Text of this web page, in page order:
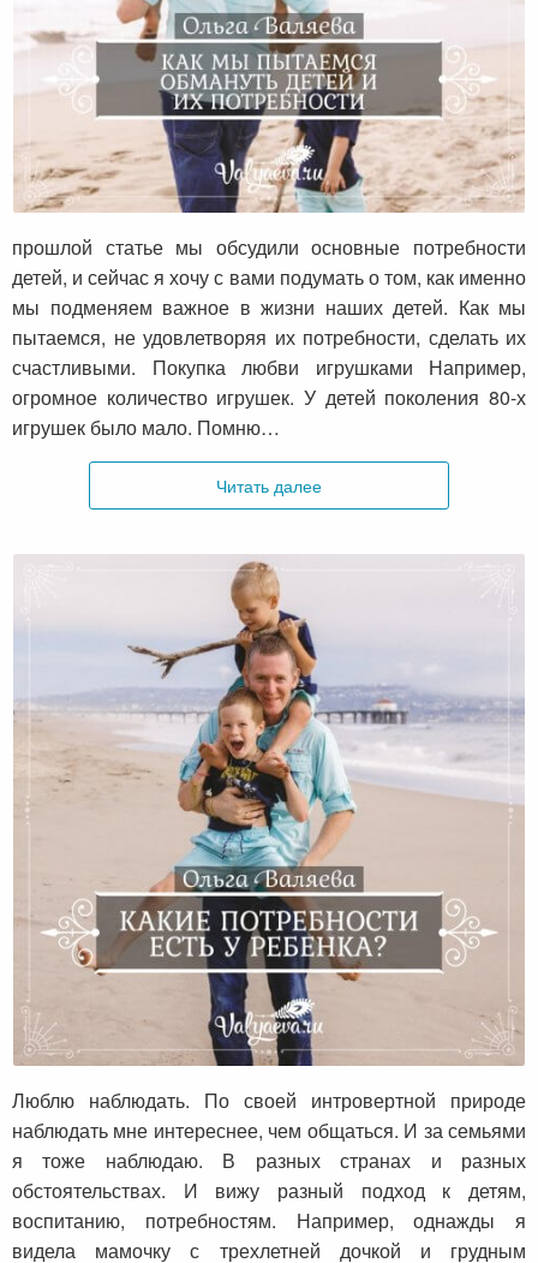
Как мы пытаемся обмануть детей и их
потребности
прошлой статье мы обсудили основные потребности
детей, и сейчас я хочу с вами подумать о том, как именно
мы подменяем важное в жизни наших детей. Как мы
пытаемся, не удовлетворяя их потребности, сделать их
счастливыми. Покупка любви игрушками Например,
огромное количество игрушек. У детей поколения 80-х
игрушек было мало. Помню…
Читать далее
Какие потребности есть у ребенка?
Люблю наблюдать. По своей интровертной природе
наблюдать мне интереснее, чем общаться. И за семьями
я тоже наблюдаю. В разных странах и разных
обстоятельствах. И вижу разный подход к детям,
воспитанию, потребностям. Например, однажды я
видела мамочку с трехлетней дочкой и грудным